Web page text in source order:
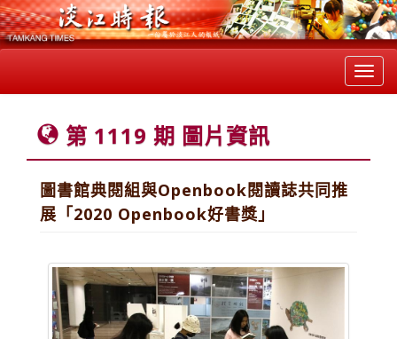
第 1119 期 圖片資訊
圖書館典閱組與Openbook閱讀誌共同推
展「2020 Openbook好書獎」